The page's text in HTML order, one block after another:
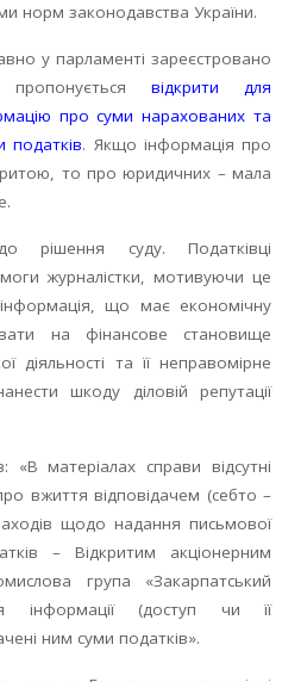
норм законодавства України.
у парламенті зареєстровано
відкрити для
про суми нарахованих та
податків. Якщо інформація про
то про юридичних – мала
рішення суду. Податківці
журналістки, мотивуючи це
що має економічну
на фінансове становище
діяльності та її неправомірне
шкоду діловій репутації
«В матеріалах справи відсутні
вжиття відповідачем (себто –
щодо надання письмової
– Відкритим акціонерним
група «Закарпатський
(доступ чи її
ним суми податків».